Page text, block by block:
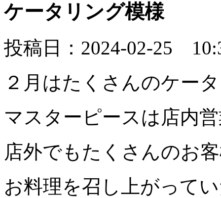
ケータリング模様
投稿日：2024-02-25
２月はたくさんのケー
マスターピースは店内
店外でもたくさんのお
お料理を召し上がって